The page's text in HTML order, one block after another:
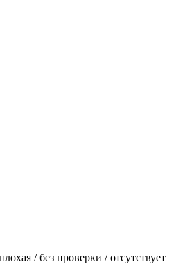
/ без проверки / отсутствует